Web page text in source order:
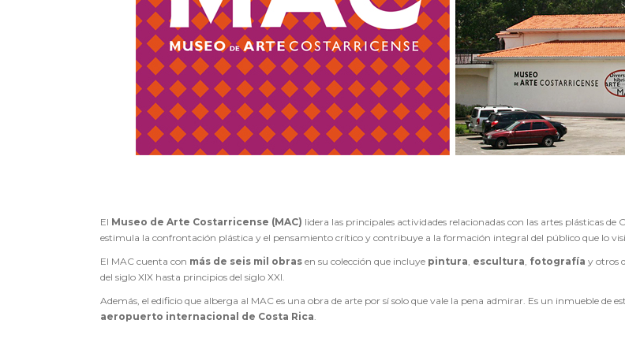
El Museo de Arte Costarricense (MAC) lidera las principales actividades relacionadas con las artes plásticas
estimula la confrontación plástica y el pensamiento crítico y contribuye a la formación integral del público que lo
El MAC cuenta con más de seis mil obras en su colección que incluye pintura escultura fotografía y otros
del siglo XIX hasta principios del siglo XXI.
Además, el edificio que alberga al MAC es una obra de arte por sí solo que vale la pena admirar. Es un inmueble de
aeropuerto internacional de Costa Rica